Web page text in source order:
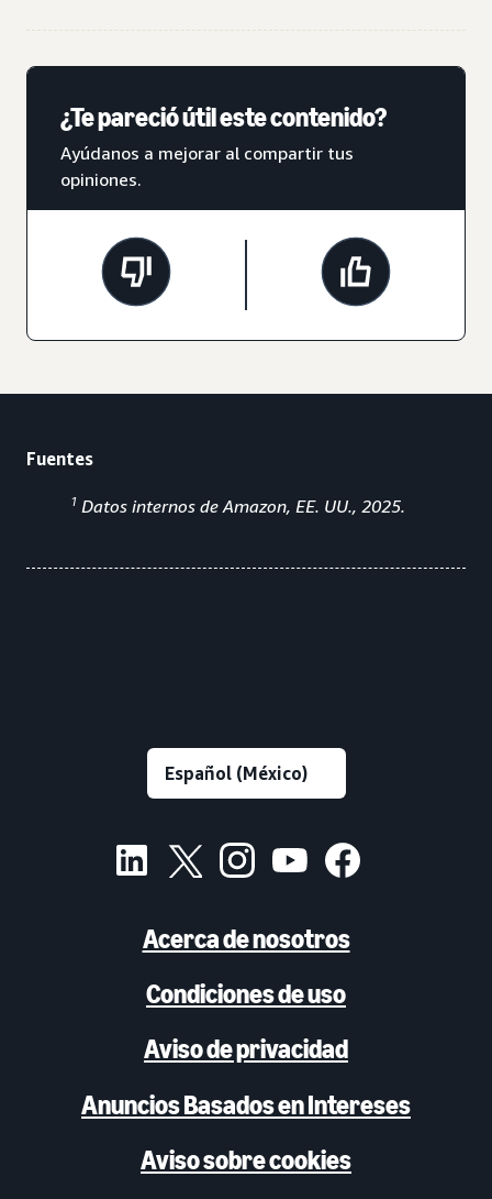
¿Te pareció útil este contenido?
Ayúdanos a mejorar al compartir tus
opiniones.
Fuentes
1 Datos internos de Amazon, EE. UU., 2025.
Acerca de nosotros
Condiciones de uso
Aviso de privacidad
Anuncios Basados en Intereses
Aviso sobre cookies